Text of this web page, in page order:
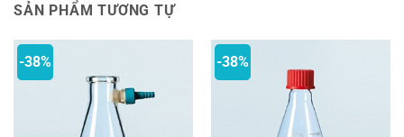
SẢN PHẨM TƯƠNG TỰ
-38% -38%